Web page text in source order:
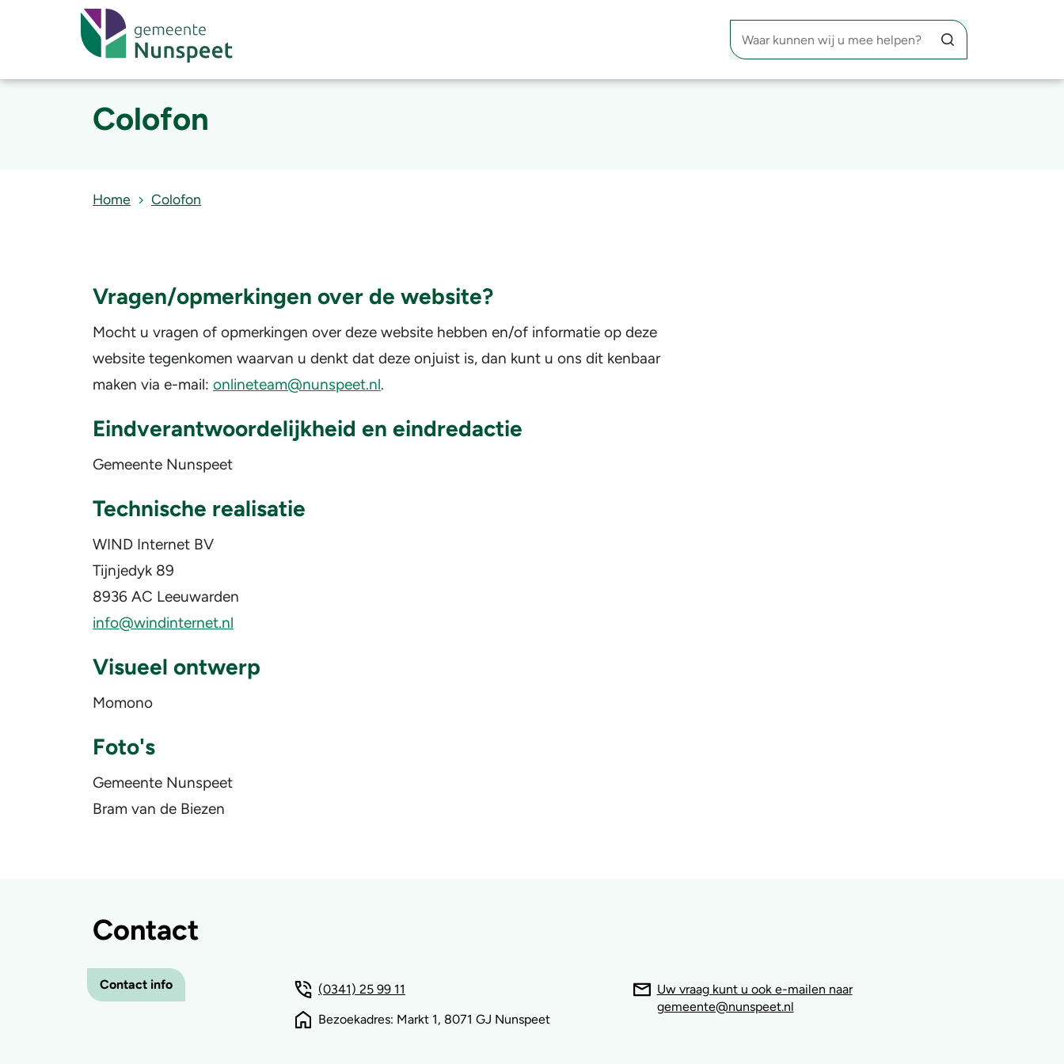
Zoekknop
Colofon
Home Colofon
Vragen/opmerkingen over de website?
Mocht u vragen of opmerkingen over deze website hebben en/of informatie op deze
website tegenkomen waarvan u denkt dat deze onjuist is, dan kunt u ons dit kenbaar
maken via e-mail: onlineteam@nunspeet.nl.
Eindverantwoordelijkheid en eindredactie
Gemeente Nunspeet
Technische realisatie
WIND Internet BV
Tijnjedyk 89
8936 AC Leeuwarden
info@windinternet.nl
Visueel ontwerp
Momono
Foto's
Gemeente Nunspeet
Bram van de Biezen
Contact
Contact info
(0341) 25 99 11
Bezoekadres: Markt 1, 8071 GJ Nunspeet
Uw vraag kunt u ook e-mailen naar
gemeente@nunspeet.nl